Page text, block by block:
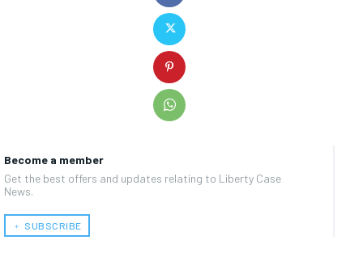
Become a member
Get the best offers and updates relating to Liberty Case
News.
﹢ SUBSCRIBE